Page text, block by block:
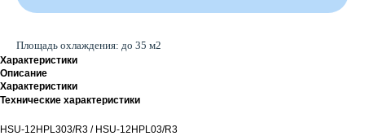
Площадь охлаждения: до 35 м2
Характеристики
Описание
Характеристики
Технические характеристики
HSU-12HPL303/R3 / HSU-12HPL03/R3